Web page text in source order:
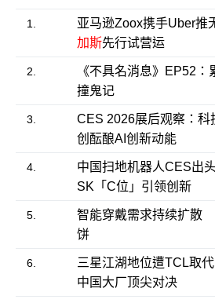
1. 亚马逊Zoox携手Uber
加斯先行试营运
2.
《不具名消息》EP52
撞鬼记
3.
CES 2026展后观察：
创酝酿AI创新动能
4.
中国扫地机器人CES出
SK「C位」引领创新
5.
智能穿戴需求持续扩散
饼
6.
三星江湖地位遭TCL取
中国大厂顶尖对决